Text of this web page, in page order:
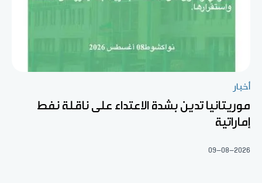
أخبار
موريتانيا تدين بشدة الاعتداء على ناقلة نفط
إماراتية
09-08-2026